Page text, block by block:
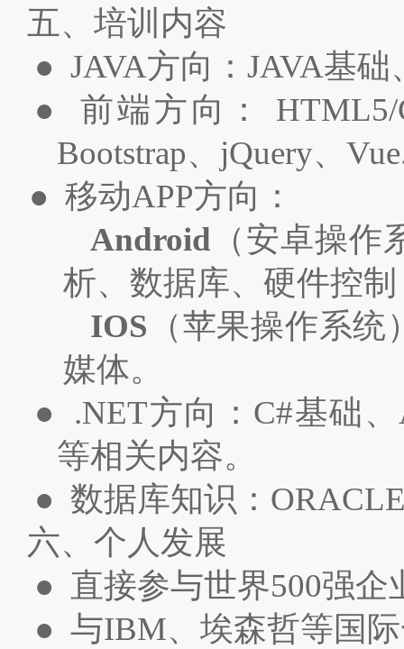
五、培训内容
● JAVA方向：JAVA基础
● 前端方向： HTML5/
Bootstrap、jQuery、
● 移动APP方向：
Android （安卓操
析、数据库、硬件控
IOS （苹果操作系
媒体。
● .NET方向：C#基础、
等相关内容。
● 数据库知识：
六、个人发展
● 直接参与世界500强企
● 与IBM、埃森哲等国